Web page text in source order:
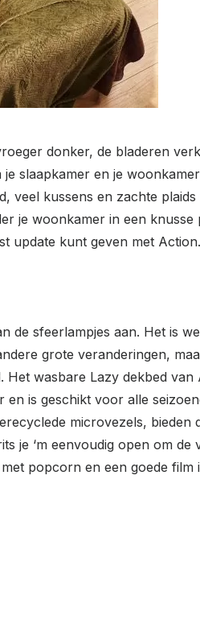
donker, de bladeren
slaapkamer en je
kussens en zachte
je woonkamer in een
update kunt geven met Action.
de sfeerlampjes aan. Het is
grote veranderingen,
wasbare Lazy dekbed
is geschikt voor alle
microvezels,
je ‘m eenvoudig open om
popcorn en een goede